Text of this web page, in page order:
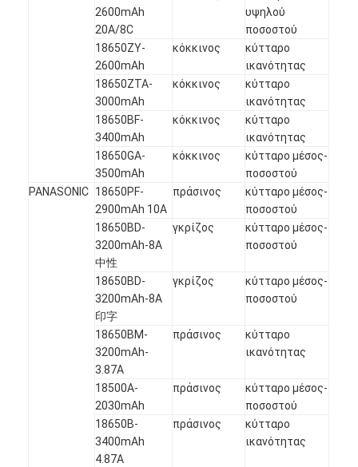
2600mAh
20A/8C
υψηλού
ποσοστού
18650ZY-
2600mAh
κόκκινος
κύτταρο
ικανότητας
18650ZTA-
3000mAh
κόκκινος
κύτταρο
ικανότητας
18650BF-
3400mAh
κόκκινος
κύτταρο
ικανότητας
18650GA-
3500mAh
κόκκινος
κύτταρο μέσος-
ποσοστού
PANASONIC 18650PF-
2900mAh 10A
πράσινος
κύτταρο μέσος-
ποσοστού
18650BD-
3200mAh-8A
中性
γκρίζος
κύτταρο μέσος-
ποσοστού
18650BD-
3200mAh-8A
印字
γκρίζος
κύτταρο μέσος-
ποσοστού
18650BM-
3200mAh-
3.87A
πράσινος
κύτταρο
ικανότητας
18500A-
2030mAh
πράσινος
κύτταρο μέσος-
ποσοστού
18650B-
3400mAh
4.87A
πράσινος
κύτταρο
ικανότητας